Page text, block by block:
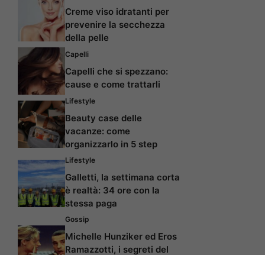
Creme viso idratanti per
prevenire la secchezza
della pelle
Capelli
Capelli che si spezzano:
cause e come trattarli
Lifestyle
Beauty case delle
vacanze: come
organizzarlo in 5 step
Lifestyle
Galletti, la settimana corta
è realtà: 34 ore con la
stessa paga
Gossip
Michelle Hunziker ed Eros
Ramazzotti, i segreti del